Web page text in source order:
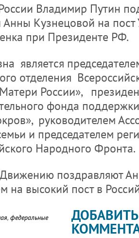
Владимир Путин
Анны Кузнецовой на
при Президенте РФ.
является
отделения
России»,
фонда
руководителем
и председателем
Народного Фронта.
поздравляют
на высокий пост в
, федеральные ДОБАВИТЬ